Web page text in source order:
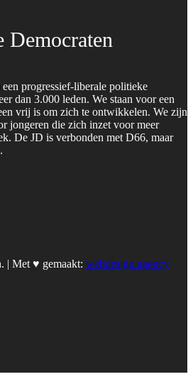
Democraten
progressief-liberale politieke
dan 3.000 leden. We staan voor een
vrij is om zich te ontwikkelen. We zijn
jongeren die zich inzet voor meer
De JD is verbonden met D66, maar
| Met ♥︎ gemaakt: webdesign agency